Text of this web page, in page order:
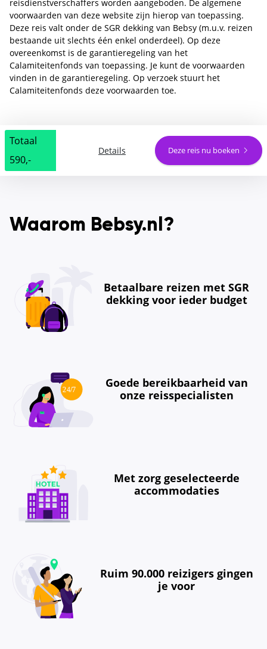
reisdienstverschaffers worden aangeboden. De algemene
voorwaarden van deze website zijn hierop van toepassing.
Deze reis valt onder de SGR dekking van Bebsy (m.u.v. reizen
bestaande uit slechts één enkel onderdeel). Op deze
overeenkomst is de garantieregeling van het
Calamiteitenfonds van toepassing. Je kunt de voorwaarden
vinden in de garantieregeling. Op verzoek stuurt het
Calamiteitenfonds deze voorwaarden toe.
Totaal
590,-
Details Deze reis nu boeken
Waarom Bebsy.nl?
Betaalbare reizen met SGR
dekking voor ieder budget
Goede bereikbaarheid van
onze reisspecialisten
Met zorg geselecteerde
accommodaties
Ruim 90.000 reizigers gingen
je voor